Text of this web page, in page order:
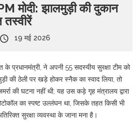
मोदी: झालमुड़ी की दुकान
तस्वीरें
19 मई 2026
के प्रधानमंत्री, ने अपनी 55 सदस्यीय सुरक्षा टीम को
की ठेली पर खड़े होकर स्नैक का स्वाद लिया, तो
की घटना नहीं थी; यह उस कड़े गृह मंत्रालय द्वारा
का स्पष्ट उल्लंघन था, जिसके तहत किसी भी
सुरक्षा व्यवस्था के जाना मना है।